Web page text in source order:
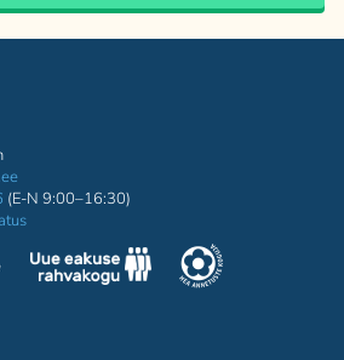
(E-N 9:00–16:30)